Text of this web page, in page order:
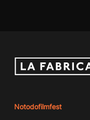
Notodofilmfest